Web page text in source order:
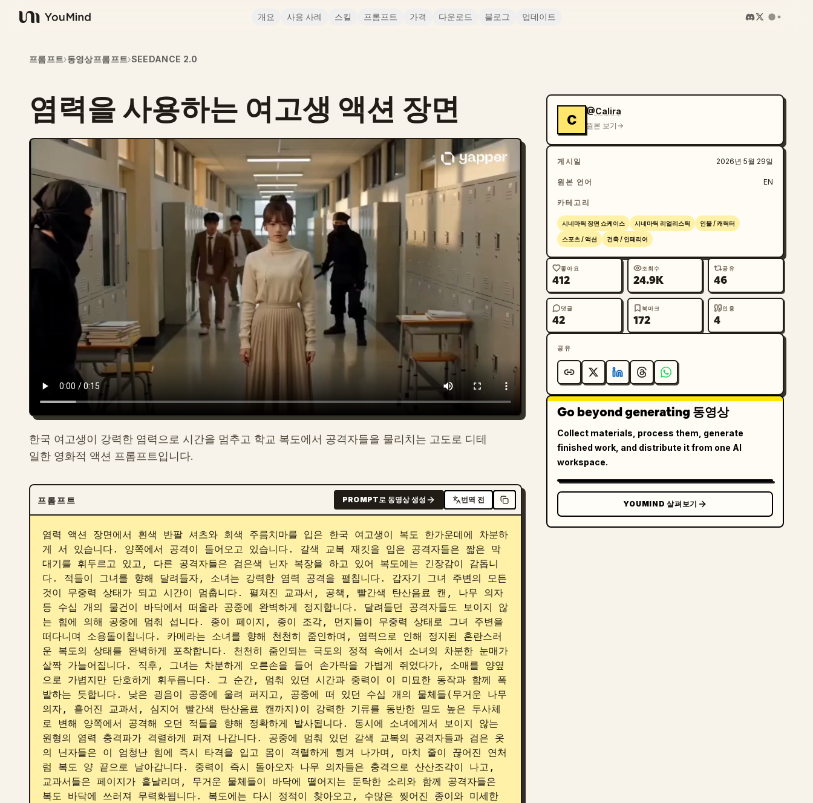
YouMind
개요 사용 사례 스킬 프롬프트 가격 다운로드 블로그 업데이트
프롬프트›동영상프롬프트›SEEDANCE 2.0
염력을 사용하는 여고생 액션 장면
한국 여고생이 강력한 염력으로 시간을 멈추고 학교 복도에서 공격자들을 물리치는 고도로 디테
일한 영화적 액션 프롬프트입니다.
프롬프트 PROMPT로 동영상 생성 번역 전
염력 액션 장면에서 흰색 반팔 셔츠와 회색 주름치마를 입은 한국 여고생이 복도 한가운데에 차분하
게 서 있습니다. 양쪽에서 공격이 들어오고 있습니다. 갈색 교복 재킷을 입은 공격자들은 짧은 막
대기를 휘두르고 있고, 다른 공격자들은 검은색 닌자 복장을 하고 있어 복도에는 긴장감이 감돕니
다. 적들이 그녀를 향해 달려들자, 소녀는 강력한 염력 공격을 펼칩니다. 갑자기 그녀 주변의 모든
것이 무중력 상태가 되고 시간이 멈춥니다. 펼쳐진 교과서, 공책, 빨간색 탄산음료 캔, 나무 의자
등 수십 개의 물건이 바닥에서 떠올라 공중에 완벽하게 정지합니다. 달려들던 공격자들도 보이지 않
는 힘에 의해 공중에 멈춰 섭니다. 종이 페이지, 종이 조각, 먼지들이 무중력 상태로 그녀 주변을
떠다니며 소용돌이칩니다. 카메라는 소녀를 향해 천천히 줌인하며, 염력으로 인해 정지된 혼란스러
운 복도의 상태를 완벽하게 포착합니다. 천천히 줌인되는 극도의 정적 속에서 소녀의 차분한 눈매가
살짝 가늘어집니다. 직후, 그녀는 차분하게 오른손을 들어 손가락을 가볍게 쥐었다가, 소매를 양옆
으로 가볍지만 단호하게 휘두릅니다. 그 순간, 멈춰 있던 시간과 중력이 이 미묘한 동작과 함께 폭
발하는 듯합니다. 낮은 굉음이 공중에 울려 퍼지고, 공중에 떠 있던 수십 개의 물체들(무거운 나무
의자, 흩어진 교과서, 심지어 빨간색 탄산음료 캔까지)이 강력한 기류를 동반한 밀도 높은 투사체
로 변해 양쪽에서 공격해 오던 적들을 향해 정확하게 발사됩니다. 동시에 소녀에게서 보이지 않는
원형의 염력 충격파가 격렬하게 퍼져 나갑니다. 공중에 멈춰 있던 갈색 교복의 공격자들과 검은 옷
의 닌자들은 이 엄청난 힘에 즉시 타격을 입고 몸이 격렬하게 튕겨 나가며, 마치 줄이 끊어진 연처
럼 복도 양 끝으로 날아갑니다. 중력이 즉시 돌아오자 나무 의자들은 충격으로 산산조각이 나고,
교과서들은 페이지가 흩날리며, 무거운 물체들이 바닥에 떨어지는 둔탁한 소리와 함께 공격자들은
복도 바닥에 쓰러져 무력화됩니다. 복도에는 다시 정적이 찾아오고, 수많은 찢어진 종이와 미세한
C
@Calira
원본 보기
게시일 2026년 5월 29일
원본 언어 EN
카테고리
시네마틱 장면 쇼케이스 시네마틱 리얼리스틱 인물 / 캐릭터
스포츠 / 액션 건축 / 인테리어
좋아요
412
조회수
24.9K
공유
46
댓글
42
북마크
172
인용
4
공유
Go beyond generating 동영상
Collect materials, process them, generate
finished work, and distribute it from one AI
workspace.
YOUMIND 살펴보기